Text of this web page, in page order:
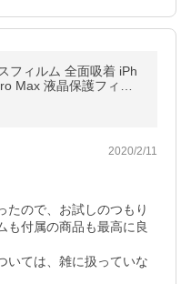
ィルム 全面吸着 iPh
Max 液晶保護フィル
XS X XR 8 7 保護フィ
2020/2/11
たので、お試しのつもり
も付属の商品も最高に良
いては、雑に扱っていな